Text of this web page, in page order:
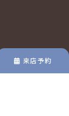
来店予約